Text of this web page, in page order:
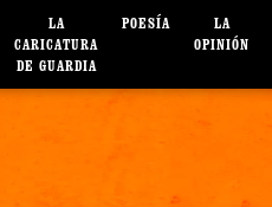
LA
CARICATURA
DE GUARDIA
POESÍA
LA
OPINIÓN